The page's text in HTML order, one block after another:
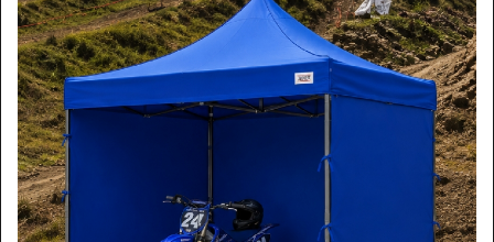
$ 77.500+iva
Cód. FA-80
A Pedido
Cotizar
CARRO YEGUA ACERO 100 KG.